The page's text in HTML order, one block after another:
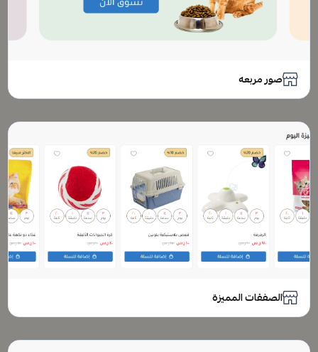
صور مربعه
الصفقات المميزة